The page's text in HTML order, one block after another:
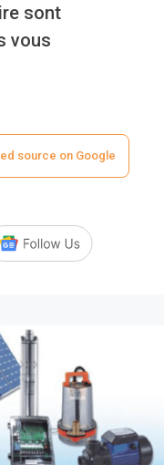
sont
vous
source on Google